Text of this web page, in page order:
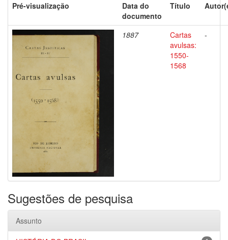
Pré-visualização
Data do
documento
Título
1887
Cartas
avulsas:
1550-
1568
-
Sugestões de pesquisa
Assunto